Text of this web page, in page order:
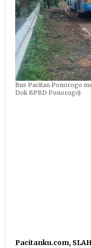
Bus Pacitan Ponorogo
Dok BPBD Ponorogo)
Pacitanku.com,